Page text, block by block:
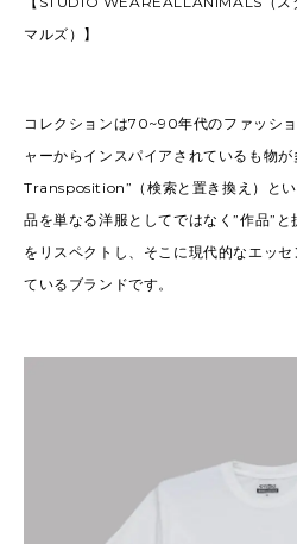
マルズ）】
コレクションは70~90年代のファッシ
ャーからインスパイアされているも物
Transposition”（検索と置き換え）と
品を単なる洋服としてではなく”作品”
をリスペクトし、そこに現代的なエッ
ているブランドです。